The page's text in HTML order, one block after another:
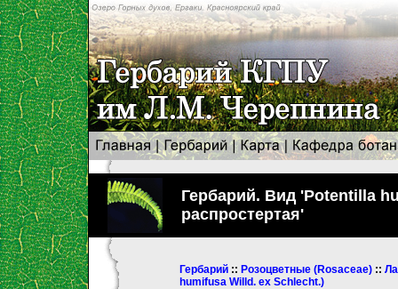
Гербарий. Вид 'Potentilla
распростертая'
Гербарий :: Розоцветные (Rosaceae) ::
humifusa Willd. ex Schlecht.)